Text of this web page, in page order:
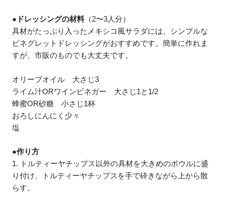
●ドレッシングの材料（2〜3人分）
具材がたっぷり入ったメキシコ風サラダには、シンプルな
ビネグレットドレッシングがおすすめです。簡単に作れま
すが、市販のものでも大丈夫です。
オリーブオイル 大さじ3
ライム汁ORワインビネガー 大さじ1と1/2
蜂蜜OR砂糖 小さじ1杯
おろしにんにく少々
塩
●作り方
1. トルティーヤチップス以外の具材を大きめのボウルに盛
り付け、トルティーヤチップスを手で砕きながら上から散
らす。